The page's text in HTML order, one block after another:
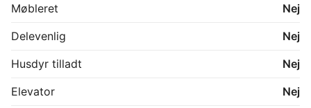
Møbleret
Nej
Delevenlig
Nej
Husdyr tilladt
Nej
Elevator
Nej